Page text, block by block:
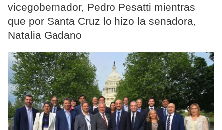
vicegobernador, Pedro Pesatti mientras
que por Santa Cruz lo hizo la senadora,
Natalia Gadano